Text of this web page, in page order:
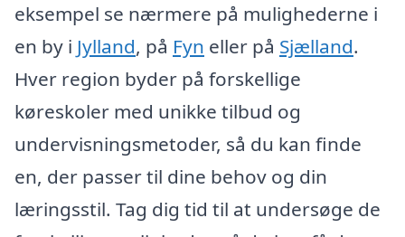
eksempel se nærmere på mulighederne i
en by i Jylland, på Fyn eller på Sjælland.
Hver region byder på forskellige
køreskoler med unikke tilbud og
undervisningsmetoder, så du kan finde
en, der passer til dine behov og din
læringsstil. Tag dig tid til at undersøge de